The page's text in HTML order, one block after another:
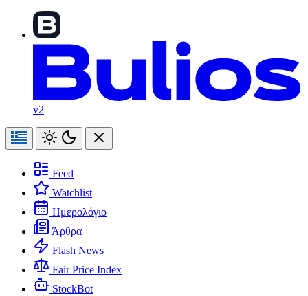
v2
Feed
Watchlist
Ημερολόγιο
Άρθρα
Flash News
Fair Price Index
StockBot